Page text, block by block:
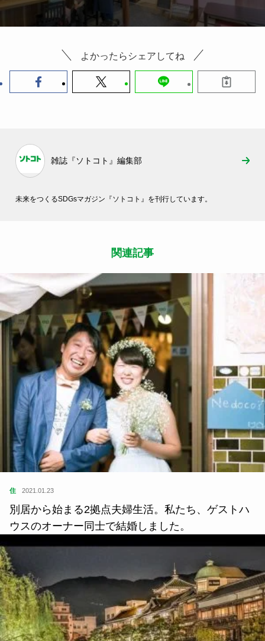
よかったらシェアしてね
雑誌『ソトコト』編集部
未来をつくるSDGsマガジン『ソトコト』を刊行しています。
関連記事
住 2021.01.23
別居から始まる2拠点夫婦生活。私たち、ゲストハ
ウスのオーナー同士で結婚しました。